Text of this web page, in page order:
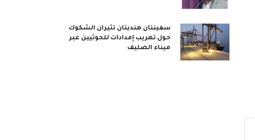
سفينتان هنديتان تثيران الشكوك
حول تهريب إمدادات للحوثيين عبر
ميناء الصليف